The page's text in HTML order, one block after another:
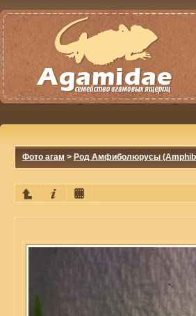
Фото агам > Род Амфиболюрусы